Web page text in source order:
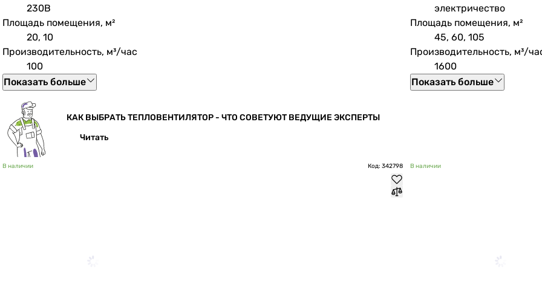
230В
Площадь помещения, м²
20, 10
Производительность, м³/час
100
Показать больше
электричество
Площадь помещения, м²
45, 60, 105
Производительность, м³/
1600
Показать больше
КАК ВЫБРАТЬ ТЕПЛОВЕНТИЛЯТОР - ЧТО СОВЕТУЮТ ВЕДУЩИЕ ЭКСПЕРТЫ
Читать
В наличии Код: 342798 В наличии